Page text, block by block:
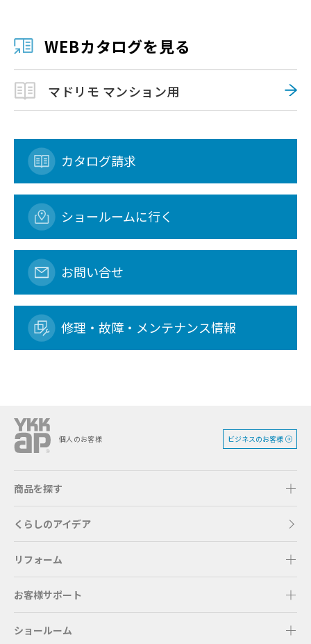
WEBカタログを見る
マドリモ マンション用
カタログ請求
ショールームに行く
お問い合せ
修理・故障・メンテナンス情報
個人のお客様 ビジネスのお客様
商品を探す
くらしのアイデア
リフォーム
お客様サポート
ショールーム